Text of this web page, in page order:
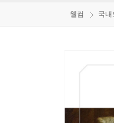
웰컴 국내